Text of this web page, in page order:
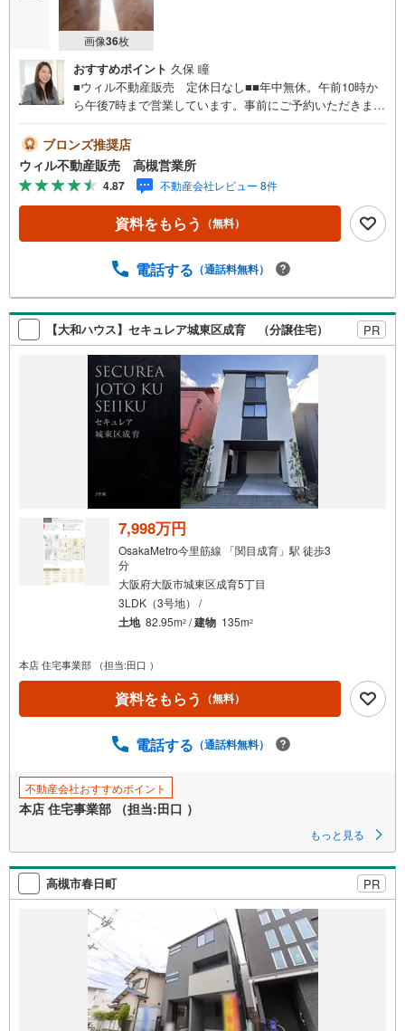
画像36枚
おすすめポイント 久保 瞳
■ウィル不動産販売 定休日なし■■年中無休。午前10時か
ら午後7時まで営業しています。事前にご予約いただきまし
い。 【弊社の特徴】 ■店舗裏手に駐車場をご用意しており
ます。ご利用ください。 ■キッズスペースもございます。
小さなお子様がいらっしゃるご家庭もお気軽にご来場くだ
さい！ 【営業日】定休日はございません。火曜日・水曜日
も営業しております。 【時間】10:00～19:00 ※左記時間は
お電話が繋がりやすくなっております。 ■リフォーム担
の物件管理システム、Willing-Naviで、お客様にぴったりの
物件のご紹介が可能です！ ■物件管理システムを使えば、
ネットに掲載されていない物件のご紹介ができます！ ■弊
社は阪神間北摂に12店舗（神戸市～高槻市・島本町・大阪
市）がございます。全域にて物件のご紹介・ご案内が可能
です。
ブロンズ推奨店
ウィル不動産販売 高槻営業所
4.87 不動産会社レビュー 8件
資料をもらう （無料）
電話する （通話料無料）
【大和ハウス】セキュレア城東区成育 （分譲住宅） PR
7,998万円
OsakaMetro今里筋線 「関目成育」駅 徒歩3
分
大阪府大阪市城東区成育5丁目
3LDK（3号地） /
土地 82.95m2 /建物 135m2
本店 住宅事業部 （担当:田口 ）
資料をもらう （無料）
電話する （通話料無料）
不動産会社おすすめポイント
本店 住宅事業部 （担当:田口 ）
もっと見る
高槻市春日町 PR